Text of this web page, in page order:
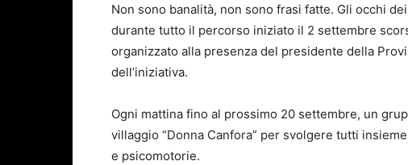
Non sono banalità, non sono frasi fatte. Gli occhi
durante tutto il percorso iniziato il 2 settembre
organizzato alla presenza del presidente della
dell’iniziativa.
Ogni mattina fino al prossimo 20 settembre, un
villaggio “Donna Canfora” per svolgere tutti
e psicomotorie.